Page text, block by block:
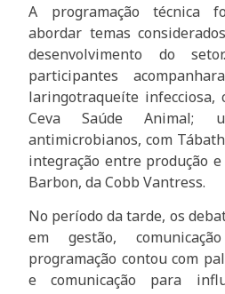
A programação técnica
abordar temas
desenvolvimento do
participantes
laringotraqueíte infecciosa,
Ceva Saúde Animal;
antimicrobianos, com
integração entre produção
Barbon, da Cobb Vantress.
No período da tarde, os
em gestão,
programação contou com
e comunicação para